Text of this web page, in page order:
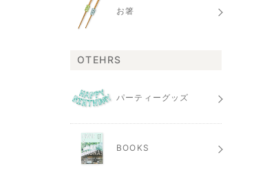
お箸
OTEHRS
パーティーグッズ
BOOKS